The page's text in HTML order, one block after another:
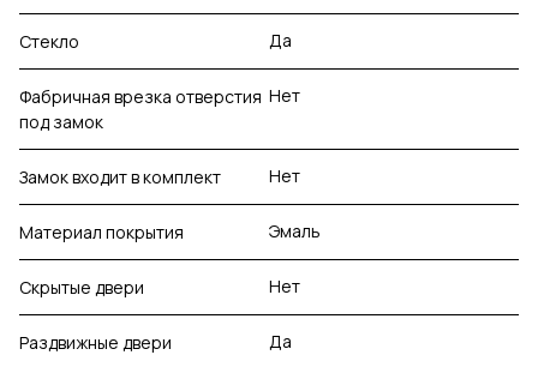
Стекло Да
Фабричная врезка отверстия
под замок
Нет
Замок входит в комплект Нет
Материал покрытия Эмаль
Скрытые двери Нет
Раздвижные двери Да